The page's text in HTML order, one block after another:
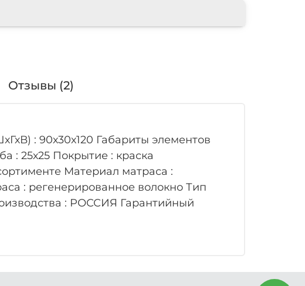
Отзывы (2)
: 90х30х120 Габариты элементов
: 25х25 Покрытие : краска
Материал матраса :
: регенерированное волокно Тип
: РОССИЯ Гарантийный